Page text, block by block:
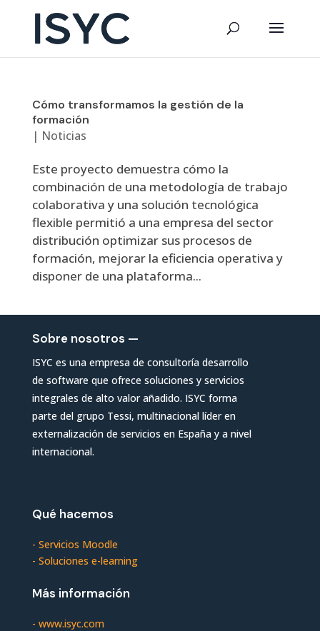
Cómo transformamos la gestión de la
formación
| Noticias
Este proyecto demuestra cómo la
combinación de una metodología de trabajo
colaborativa y una solución tecnológica
flexible permitió a una empresa del sector
distribución optimizar sus procesos de
formación, mejorar la eficiencia operativa y
disponer de una plataforma...
Sobre nosotros —
ISYC es una empresa de consultoría desarrollo
de software que ofrece soluciones y servicios
integrales de alto valor añadido. ISYC forma
parte del grupo Tessi, multinacional líder en
externalización de servicios en España y a nivel
internacional.
Qué hacemos
- Servicios Moodle
- Soluciones e-learning
Más información
- www.isyc.com